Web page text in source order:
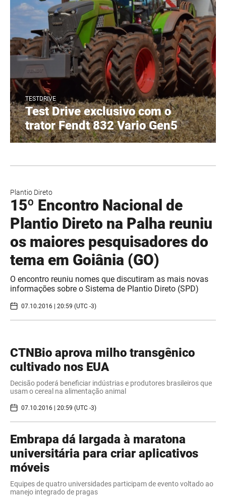
TESTDRIVE
Test Drive exclusivo com o
trator Fendt 832 Vario Gen5
Plantio Direto
15º Encontro Nacional de
Plantio Direto na Palha reuniu
os maiores pesquisadores do
tema em Goiânia (GO)
O encontro reuniu nomes que discutiram as mais novas
informações sobre o Sistema de Plantio Direto (SPD)
07.10.2016 | 20:59 (UTC -3)
CTNBio aprova milho transgênico
cultivado nos EUA
Decisão poderá beneficiar indústrias e produtores brasileiros que
usam o cereal na alimentação animal
07.10.2016 | 20:59 (UTC -3)
Embrapa dá largada à maratona
universitária para criar aplicativos
móveis
Equipes de quatro universidades participam de evento voltado ao
manejo integrado de pragas